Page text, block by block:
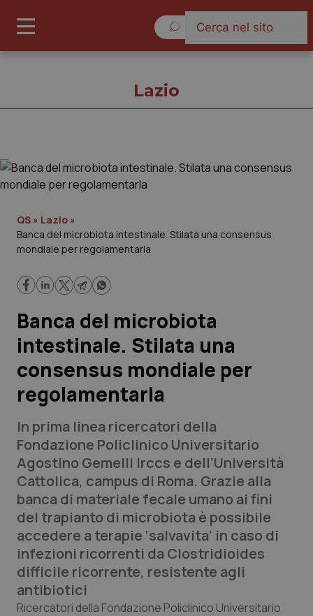
Governo e Parlamento
Regioni e Asl
Lavoro e Professioni
Scienza e Farmaci
Studi e Analisi
Lettere al direttore
Edizioni Regionali
QS Pro
Professionisti Sanitari.AI
Abruzzo
Basilicata
QS Pro Gold
Artrite & artrosi
QS Club Newsletter
Lazio
QS » Lazio »
Banca del microbiota intestinale. Stilata una consensus
mondiale per regolamentarla
Banca del microbiota
intestinale. Stilata una
consensus mondiale per
regolamentarla
In prima linea ricercatori della
Fondazione Policlinico Universitario
Agostino Gemelli Irccs e dell’Università
Cattolica, campus di Roma. Grazie alla
banca di materiale fecale umano ai fini
del trapianto di microbiota è possibile
accedere a terapie ‘salvavita’ in caso di
infezioni ricorrenti da Clostridioides
difficile ricorrente, resistente agli
antibiotici
Ricercatori della Fondazione Policlinico Universitario